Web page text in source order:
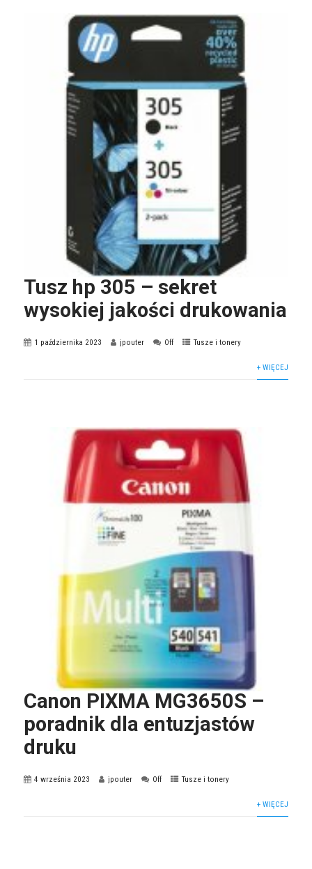
Tusz hp 305 – sekret
wysokiej jakości drukowania
1 października 2023 jpouter Off Tusze i tonery
+ WIĘCEJ
Canon PIXMA MG3650S –
poradnik dla entuzjastów
druku
4 września 2023 jpouter Off Tusze i tonery
+ WIĘCEJ